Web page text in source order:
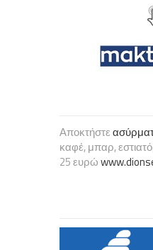
Αποκτήστε
καφέ, μπαρ,
25 ευρώ